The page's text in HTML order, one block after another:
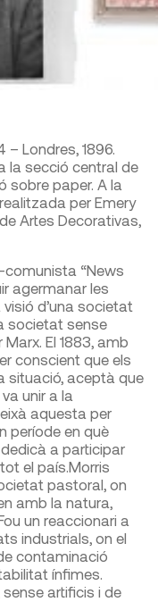
Londres, 1896.
la secció central de
sobre paper. A la
per Emery
Artes Decorativas,
“News
agermanar les
d’una societat
societat sense
El 1883, amb
conscient que els
situació, aceptà que
unir a la
aquesta per
període en què
a participar
el país.Morris
pastoral, on
amb la natura,
un reaccionari a
industrials, on el
contaminació
ínfimes.
artificis i de